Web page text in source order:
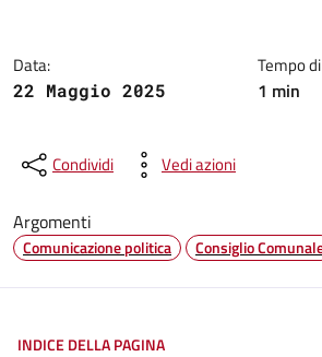
Data:
22 Maggio 2025
Tempo
1 min
Condividi Vedi azioni
Argomenti
Comunicazione politica Consiglio
INDICE DELLA PAGINA